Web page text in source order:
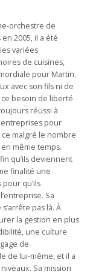
orchestre de
2005, il a été
variées
de cuisines,
pour Martin.
avec son fils ni de
ce besoin de liberté
réussi à
pour
malgré le nombre
même temps.
qu’ils deviennent
finalité une
qu’ils
Sa
pas là. À
la gestion en plus
une culture
de
de lui-même, et il a
Sa mission